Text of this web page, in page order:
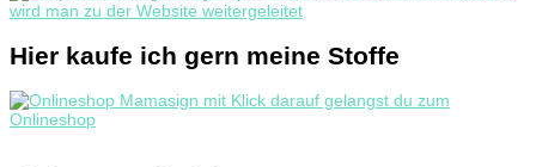
Hier kaufe ich gern meine Stoffe